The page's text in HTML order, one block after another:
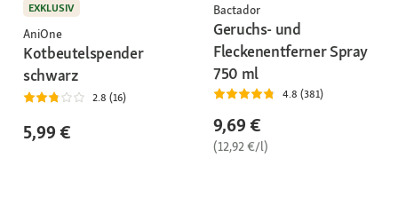
EXKLUSIV
AniOne
Kotbeutelspender
schwarz
2.8 (16)
5,99 €
Bactador
Geruchs- und
Fleckenentferner Spray
750 ml
4.8 (381)
9,69 €
(12,92 €/l)